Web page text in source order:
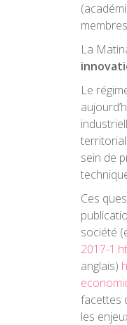
La
Le
sein de
Ces
société
2017-
anglais)
facettes
les